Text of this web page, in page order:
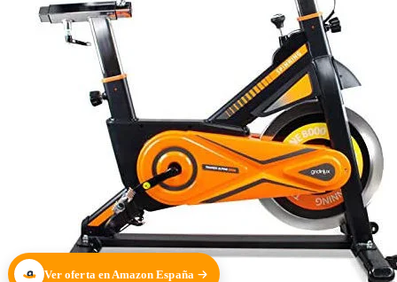
Ver oferta en Amazon España